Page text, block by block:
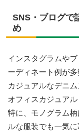
SNS・ブログで
め
インスタグラムや
ーディネート例が多
カジュアルなデニ
オフィスカジュア
特に、モノグラム
ルな服装でも一気